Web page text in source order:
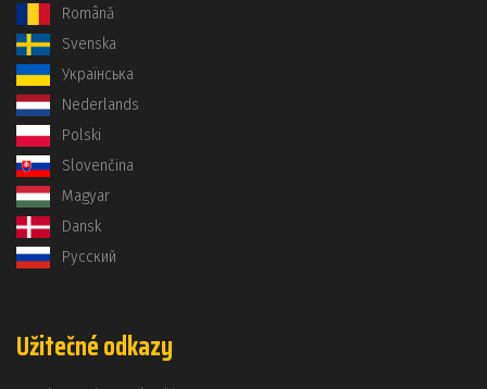
Română
Svenska
Українська
Nederlands
Polski
Slovenčina
Magyar
Dansk
Русский
Užitečné odkazy